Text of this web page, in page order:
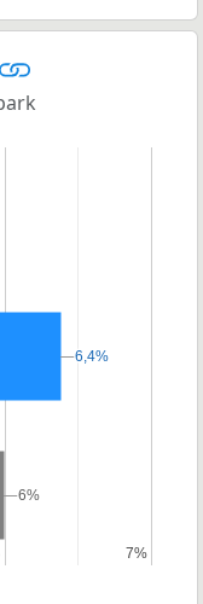
7%
7%
6,4%
6,4%
6%
6%